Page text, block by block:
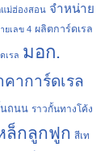
ม่ฮ่องสอน จำหน่าย
ยเลข 4 ผลิตการ์ดเรล
เรล มอก.
คาการ์ดเรล
นถนน ราวกั้นทางโค้ง
ล็กลูกฟูก สีเท